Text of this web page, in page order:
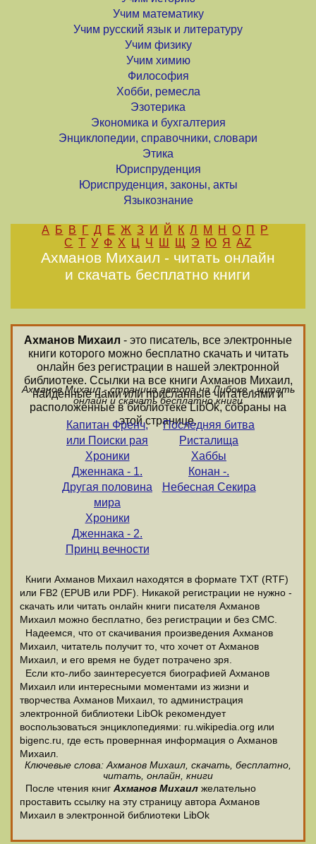
Учим математику
Учим русский язык и литературу
Учим физику
Учим химию
Философия
Хобби, ремесла
Эзотерика
Экономика и бухгалтерия
Энциклопедии, справочники, словари
Этика
Юриспруденция
Юриспруденция, законы, акты
Языкознание
А Б В Г Д Е Ж З И Й К Л М Н О П
Р
С Т У Ф Х Ц Ч Ш Щ Э Ю Я AZ
Ахманов Михаил - читать онлайн
и скачать бесплатно книги
Ахманов Михаил - это писатель, все электронные
книги которого можно бесплатно скачать и читать
онлайн без регистрации в нашей электронной
библиотеке. Ссылки на все книги Ахманов Михаил,
найденные нами или присланные читателями и
расположенные в библиотеке LibOk, собраны на
этой странице.
Ахманов Михаил - страница автора на Либоке - читать
онлайн и скачать бесплатно книги
Капитан Френч,
или Поиски рая
Хроники
Дженнака - 1.
Другая половина
мира
Хроники
Дженнака - 2.
Принц вечности
Последняя битва
Ристалища
Хаббы
Конан -.
Небесная Секира
Книги Ахманов Михаил находятся в формате ТХТ (RTF)
или FB2 (EPUB или PDF). Никакой регистрации не нужно -
скачать или читать онлайн книги писателя Ахманов
Михаил можно бесплатно, без регистрации и без СМС.
Надеемся, что от скачивания произведения Ахманов
Михаил, читатель получит то, что хочет от Ахманов
Михаил, и его время не будет потрачено зря.
Если кто-либо заинтересуется биографией Ахманов
Михаил или интересными моментами из жизни и
творчества Ахманов Михаил, то администрация
электронной библиотеки LibOk рекомендует
воспользоваться энциклопедиями: ru.wikipedia.org или
bigenc.ru, где есть провернная информация о Ахманов
Михаил.
Ключевые слова: Ахманов Михаил, скачать, бесплатно,
читать, онлайн, книги
После чтения книг Ахманов Михаил желательно
проставить ссылку на эту страницу автора Ахманов
Михаил в электронной библиотеки LibOk